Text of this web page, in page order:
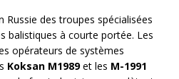
Russie des troupes spécialisées
balistiques à courte portée. Les
opérateurs de systèmes
Koksan M1989et les M-1991